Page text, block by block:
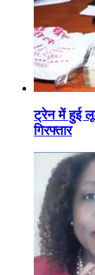
ट्रेन में हुई
गिरफ्तार